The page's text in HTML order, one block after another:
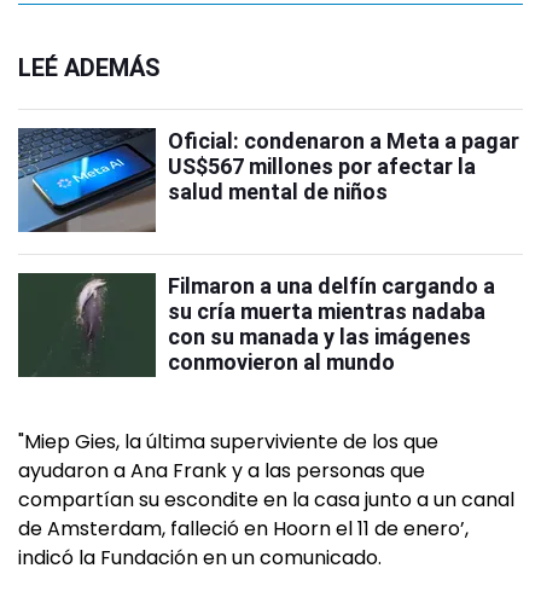
LEÉ ADEMÁS
Oficial: condenaron a Meta a pagar
US$567 millones por afectar la
salud mental de niños
Filmaron a una delfín cargando a
su cría muerta mientras nadaba
con su manada y las imágenes
conmovieron al mundo
"Miep Gies, la última superviviente de los que
ayudaron a Ana Frank y a las personas que
compartían su escondite en la casa junto a un canal
de Amsterdam, falleció en Hoorn el 11 de enero’,
indicó la Fundación en un comunicado.